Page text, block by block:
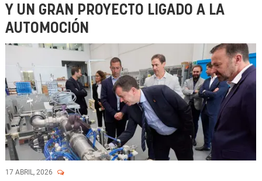
Y UN GRAN PROYECTO LIGADO A LA
AUTOMOCIÓN
17 ABRIL, 2026